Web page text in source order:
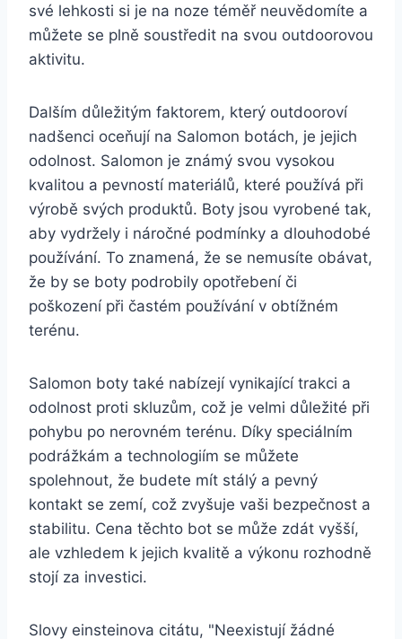
své lehkosti​ si je na‌ noze téměř neuvědomíte ⁢a
můžete se plně soustředit na⁤ svou outdoorovou
​aktivitu.
Dalším důležitým faktorem, který ⁢outdooroví
nadšenci oceňují na Salomon botách, je jejich
odolnost. Salomon je známý svou vysokou
kvalitou a pevností materiálů,‍ které používá při
výrobě svých produktů. Boty jsou vyrobené tak,
aby vydržely i náročné podmínky a dlouhodobé
⁢používání. To znamená, že se nemusíte obávat,
⁣že​ by se boty podrobily opotřebení⁤ či
poškození při častém‌ používání v obtížném⁢
terénu.
Salomon boty také nabízejí vynikající trakci a
⁢odolnost proti skluzům, což‌ je velmi důležité⁤ při⁢
pohybu po nerovném⁢ terénu. Díky‌ speciálním
podrážkám a technologiím se můžete
spolehnout, ​že budete mít​ stálý a pevný
kontakt se zemí, což zvyšuje vaši bezpečnost a
stabilitu. ⁤Cena těchto‍ bot se může zdát vyšší,​
ale ⁢vzhledem k⁢ jejich kvalitě ⁤a výkonu rozhodně
stojí‌ za⁢ investici.
Slovy einsteinova citátu,⁤ "Neexistují ⁣žádné